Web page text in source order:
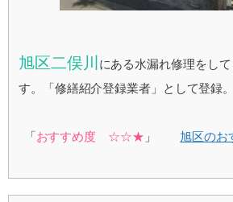
旭区二俣川 にある水漏れ修理をし
す。「修繕紹介登録業者」として登録。
「おすすめ度 ☆☆★ 」 旭区のお